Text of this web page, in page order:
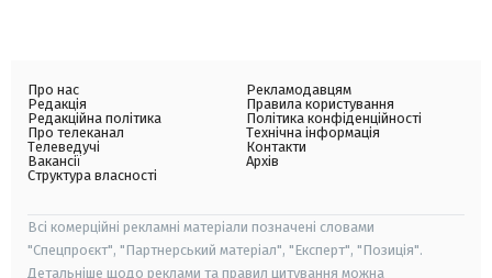
Про нас
Редакція
Редакційна політика
Про телеканал
Телеведучі
Вакансії
Структура власності
Рекламодавцям
Правила користування
Політика конфіденційності
Технічна інформація
Контакти
Архів
Всі комерційні рекламні матеріали позначені словами
"Спецпроєкт", "Партнерський матеріал", "Експерт", "Позиція".
Детальніше щодо реклами та правил цитування можна